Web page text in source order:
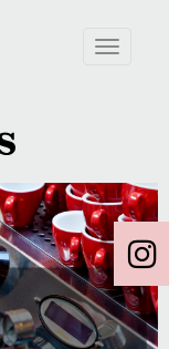
Toggle